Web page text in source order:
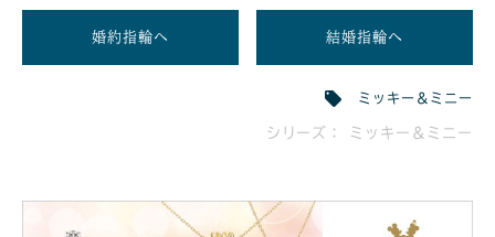
婚約指輪へ 結婚指輪へ
ミッキー＆ミニー
シリーズ： ミッキー＆ミニー